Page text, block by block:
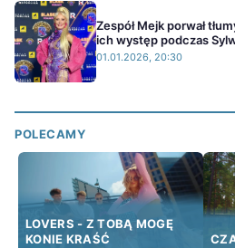
Zespół Mejk porwał
ich występ podczas
01.01.2026, 20:30
POLECAMY
LOVERS - Z TOBĄ MOGĘ
KONIE KRAŚĆ